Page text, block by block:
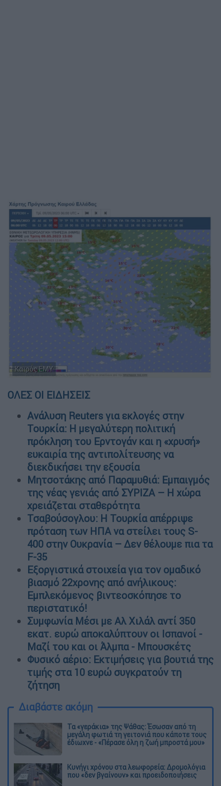
Καιρός ΕΜΥ
ΟΛΕΣ ΟΙ ΕΙΔΗΣΕΙΣ
Ανάλυση Reuters για εκλογές στην
Τουρκία: Η μεγαλύτερη πολιτική
πρόκληση του Ερντογάν και η «χρυσή»
ευκαιρία της αντιπολίτευσης να
διεκδικήσει την εξουσία
Μητσοτάκης από Παραμυθιά: Εμπαιγμός
της νέας γενιάς από ΣΥΡΙΖΑ – Η χώρα
χρειάζεται σταθερότητα
Τσαβούσογλου: Η Τουρκία απέρριψε
πρόταση των ΗΠΑ να στείλει τους S-
400 στην Ουκρανία – Δεν θέλουμε πια τα
F-35
Εξοργιστικά στοιχεία για τον ομαδικό
βιασμό 22χρονης από ανήλικους:
Εμπλεκόμενος βιντεοσκόπησε το
περιστατικό!
Συμφωνία Μέσι με Αλ Χιλάλ αντί 350
εκατ. ευρώ αποκαλύπτουν οι Ισπανοί -
Μαζί του και οι Άλμπα - Μπουσκέτς
Φυσικό αέριο: Εκτιμήσεις για βουτιά της
τιμής στα 10 ευρώ συγκρατούν τη
ζήτηση
Διαβάστε ακόμη
Τα «γεράκια» της Ψάθας: Έσωσαν από τη
μεγάλη φωτιά τη γειτονιά που κάποτε τους
έδιωχνε - «Πέρασε όλη η ζωή μπροστά μου»
Κυνήγι χρόνου στα λεωφορεία: Δρομολόγια
που «δεν βγαίνουν» και προειδοποιήσεις